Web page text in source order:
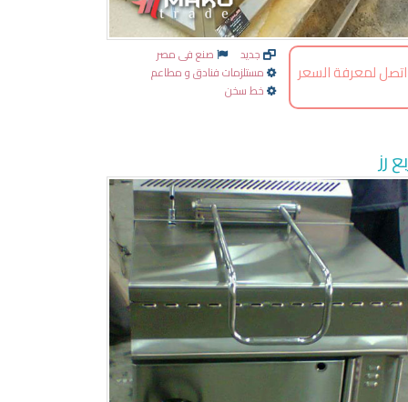
اتصل لمعرفة السعر
جديد
صنع فى مصر
مستلزمات فنادق و مطاعم
خط سخن
رز